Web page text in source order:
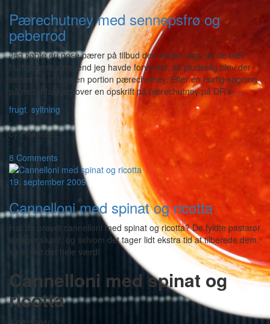
Pærechutney med sennepsfrø og
peberrod
Jeg købte en pose pærer på tilbud den anden dag, og de blev
hurtigere modne, end jeg havde forventet, så pludselig blev der
behov for at lave en portion pærechutney. Efter en hurtig søgning
på nettet fald jeg over en opskrift på pærechutney på DR’s…
frugt, syltning
-
byPiskeriset
-
8 Comments
19. september 2009
Cannelloni med spinat og ricotta
Har du prøvet cannelloni med spinat og ricotta? De fyldte pastarør
smager skønt, og selvom det tager lidt ekstra tid at tilberede dem,
så er det det hele værd!
Cannelloni med spinat og
ricotta
4 personer